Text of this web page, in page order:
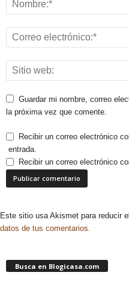
Guardar mi nombre, correo
la próxima vez que comente.
Recibir un correo electrónico
entrada.
Recibir un correo electrónico
Este sitio usa Akismet para reducir
datos de tus comentarios.
Busca en Blogicasa.com